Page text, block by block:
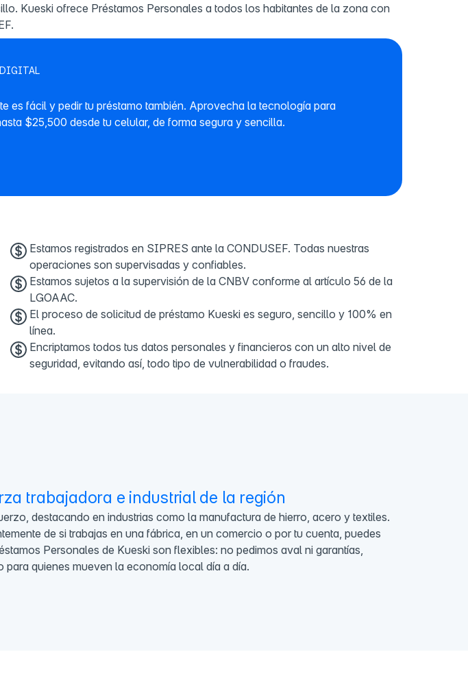
Kueski ofrece Préstamos Personales a todos los habitantes de la zona con
es fácil y pedir tu préstamo también. Aprovecha la tecnología para
$25,500 desde tu celular, de forma segura y sencilla.
Estamos registrados en SIPRES ante la CONDUSEF. Todas nuestras
operaciones son supervisadas y confiables.
Estamos sujetos a la supervisión de la CNBV conforme al artículo 56 de la
LGOAAC.
El proceso de solicitud de préstamo Kueski es seguro, sencillo y 100% en
línea.
Encriptamos todos tus datos personales y financieros con un alto nivel de
seguridad, evitando así, todo tipo de vulnerabilidad o fraudes.
trabajadora e industrial de la región
destacando en industrias como la manufactura de hierro, acero y textiles.
de si trabajas en una fábrica, en un comercio o por tu cuenta, puedes
Personales de Kueski son flexibles: no pedimos aval ni garantías,
quienes mueven la economía local día a día.